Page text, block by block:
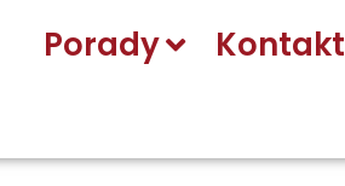
Porady Kontakt